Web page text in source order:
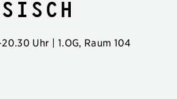
20.30 Uhr | 1.OG, Raum 104